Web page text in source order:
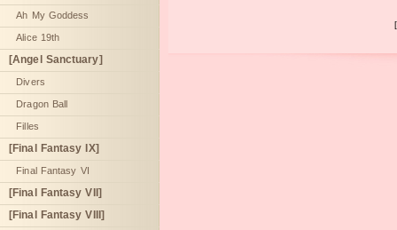
Ah My Goddess
Alice 19th
[Angel Sanctuary]
Divers
Dragon Ball
Filles
[Final Fantasy IX]
Final Fantasy VI
[Final Fantasy VII]
[Final Fantasy VIII]